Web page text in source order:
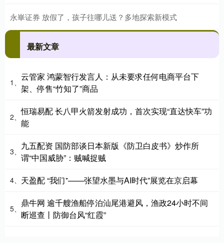
永崋证券 放假了，孩子往哪儿送？多地探索新模式
最新文章
1、
云管家 鸿蒙智行发言人：从未要求任何电商平台下
架、停售“竹知了”商品
2、
恒瑞易配 长八甲火箭发射成功，首次实现“直达快车”功
能
3、
九五配资 国防部谈日本新版《防卫白皮书》炒作所
谓“中国威胁”：贼喊捉贼
4、 天盈配 “我们⁺——张望水墨与AI时代”展览在京启幕
5、
鼎牛网 逾千艘渔船停泊汕尾港避风，渔政24小时不间
断巡查丨防御台风“红霞”